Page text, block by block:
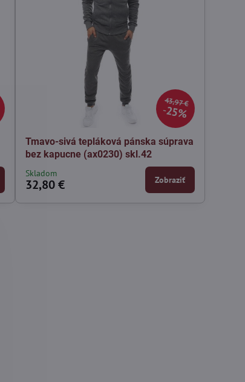
43,97 €
25%
Tmavo-sivá tepláková pánska súprava
bez kapucne (ax0230) skl.42
Skladom
32,80 € Zobraziť